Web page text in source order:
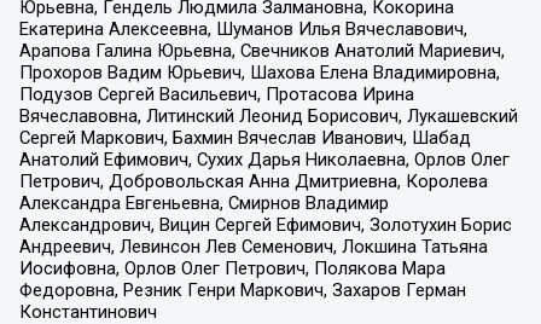
Юрьевна, Гендель Людмила Залмановна, Кокорина
Екатерина Алексеевна, Шуманов Илья Вячеславович,
Арапова Галина Юрьевна, Свечников Анатолий Мариевич,
Прохоров Вадим Юрьевич, Шахова Елена Владимировна,
Подузов Сергей Васильевич, Протасова Ирина
Вячеславовна, Литинский Леонид Борисович, Лукашевский
Сергей Маркович, Бахмин Вячеслав Иванович, Шабад
Анатолий Ефимович, Сухих Дарья Николаевна, Орлов Олег
Петрович, Добровольская Анна Дмитриевна, Королева
Александра Евгеньевна, Смирнов Владимир
Александрович, Вицин Сергей Ефимович, Золотухин Борис
Андреевич, Левинсон Лев Семенович, Локшина Татьяна
Иосифовна, Орлов Олег Петрович, Полякова Мара
Федоровна, Резник Генри Маркович, Захаров Герман
Константинович